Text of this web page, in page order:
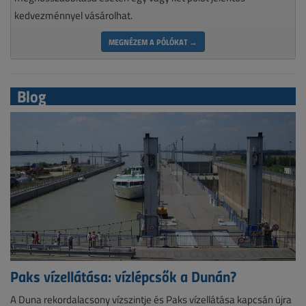
kedvezménnyel vásárolhat.
MEGNÉZEM A PÓLÓKAT →
Blog
Paks vízellátása: vízlépcsők a Dunán?
A Duna rekordalacsony vízszintje és Paks vízellátása kapcsán újra